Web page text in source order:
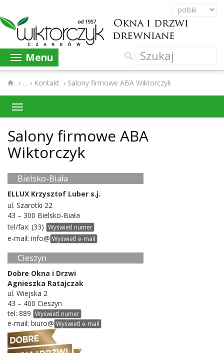
Menu
› Kontakt › Salony firmowe ABA Wiktorczyk
Salony fir­mowe ABA
Wiktorczyk
Bielsko-​Biała
ELLUX Krzysztof Luber s.j.
ul. Szarotki 22
43 – 300 Bielsko-​Biała
tel/​fax: (33) Wyświetl numer
e-​mail: info@ Wyświetl e-mail
Cieszyn
Dobre Okna i Drzwi
Agnieszka Rata­jczak
ul. Wiejska 2
43 – 400 Cieszyn
tel: 889 Wyświetl numer
e-​mail: biuro@ Wyświetl e-mail